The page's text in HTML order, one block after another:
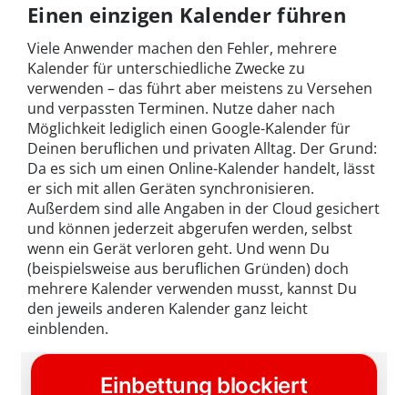
Einen einzigen Kalender führen
Viele Anwender machen den Fehler, mehrere
Kalender für unterschiedliche Zwecke zu
verwenden – das führt aber meistens zu Versehen
und verpassten Terminen. Nutze daher nach
Möglichkeit lediglich einen Google-Kalender für
Deinen beruflichen und privaten Alltag. Der Grund:
Da es sich um einen Online-Kalender handelt, lässt
er sich mit allen Geräten synchronisieren.
Außerdem sind alle Angaben in der Cloud gesichert
und können jederzeit abgerufen werden, selbst
wenn ein Gerät verloren geht. Und wenn Du
(beispielsweise aus beruflichen Gründen) doch
mehrere Kalender verwenden musst, kannst Du
den jeweils anderen Kalender ganz leicht
einblenden.